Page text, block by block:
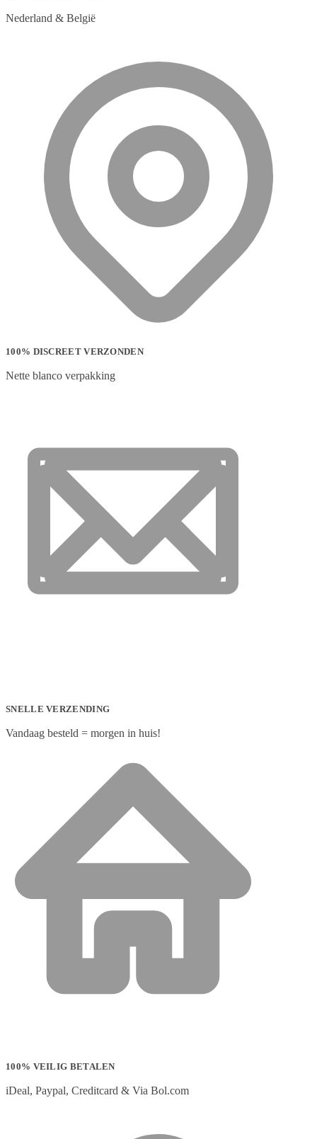
Nederland & België
100% DISCREET VERZONDEN
Nette blanco verpakking
SNELLE VERZENDING
Vandaag besteld = morgen in huis!
100% VEILIG BETALEN
iDeal, Paypal, Creditcard & Via Bol.com